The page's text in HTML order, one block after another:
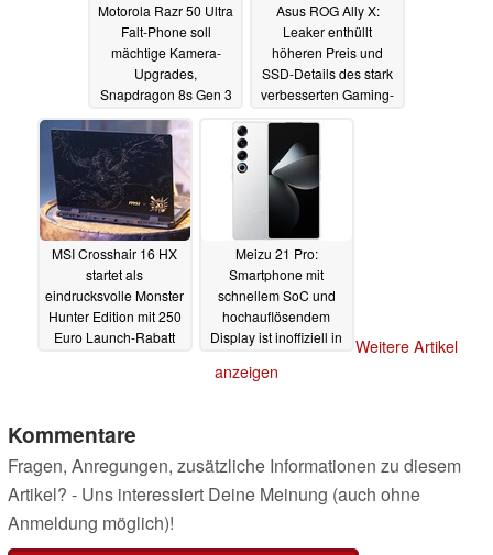
Motorola Razr 50 Ultra
Falt-Phone soll
mächtige Kamera-
Upgrades,
Snapdragon 8s Gen 3
und IPX8 erhalten
13.05.2024
Asus ROG Ally X:
Leaker enthüllt
höheren Preis und
SSD-Details des stark
verbesserten Gaming-
MSI Crosshair 16 HX
startet als
eindrucksvolle Monster
Hunter Edition mit 250
Euro Launch-Rabatt
Meizu 21 Pro:
Smartphone mit
schnellem SoC und
hochauflösendem
Display ist inoffiziell in
07.05.2024
Weitere Artikel
anzeigen
Kommentare
Fragen, Anregungen, zusätzliche Informationen zu diesem
Artikel? - Uns interessiert Deine Meinung (auch ohne
Anmeldung möglich)!